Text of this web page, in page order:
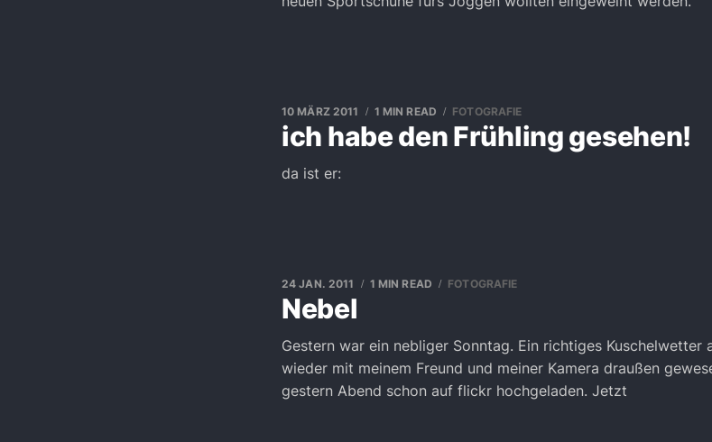
ich habe den Frühling gesehen!
10 MÄRZ 2011 1 MIN READ FOTOGRAFIE
da ist er:
Nebel
24 JAN. 2011 1 MIN READ FOTOGRAFIE
Gestern war ein nebliger Sonntag. Ein richtiges Kuschelwetter
wieder mit meinem Freund und meiner Kamera draußen
gestern Abend schon auf flickr hochgeladen. Jetzt